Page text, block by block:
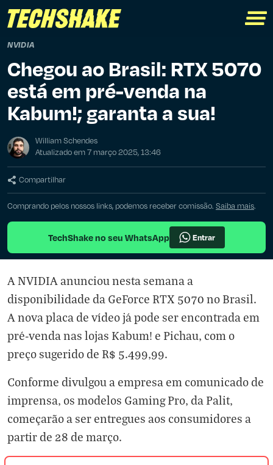
NVIDIA
Chegou ao Brasil: RTX 5070
está em pré-venda na
Kabum!; garanta a sua!
William Schendes
Atualizado em 7 março 2025, 13:46
Compartilhar
Comprando pelos nossos links, podemos receber comissão. Saiba mais.
TechShake no seu WhatsApp Entrar
A NVIDIA anunciou nesta semana a
disponibilidade da GeForce RTX 5070 no Brasil.
A nova placa de vídeo já pode ser encontrada em
pré-venda nas lojas Kabum! e Pichau, com o
preço sugerido de R$ 5.499,99.
Conforme divulgou a empresa em comunicado de
imprensa, os modelos Gaming Pro, da Palit,
começarão a ser entregues aos consumidores a
partir de 28 de março.